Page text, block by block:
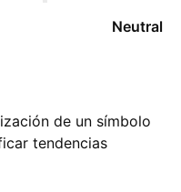
Neutral
de un símbolo
tendencias